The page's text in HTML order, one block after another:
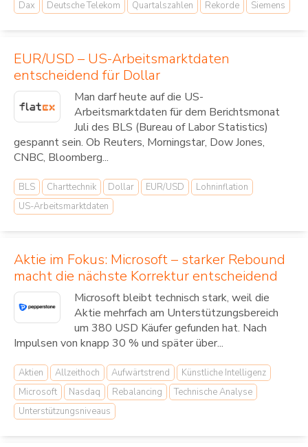
Dax Deutsche Telekom Quartalszahlen Rekorde Siemens
EUR/USD – US-Arbeitsmarktdaten
entscheidend für Dollar
Man darf heute auf die US-
Arbeitsmarktdaten für dem Berichtsmonat
Juli des BLS (Bureau of Labor Statistics)
gespannt sein. Ob Reuters, Morningstar, Dow Jones,
CNBC, Bloomberg...
BLS Charttechnik Dollar EUR/USD
Lohninflation
US-Arbeitsmarktdaten
Aktie im Fokus: Microsoft – starker Rebound
macht die nächste Korrektur entscheidend
Microsoft bleibt technisch stark, weil die
Aktie mehrfach am Unterstützungsbereich
um 380 USD Käufer gefunden hat. Nach
Impulsen von knapp 30 % und später über...
Aktien Allzeithoch Aufwärtstrend
Künstliche Intelligenz
Microsoft
Nasdaq Rebalancing
Technische Analyse
Unterstützungsniveaus